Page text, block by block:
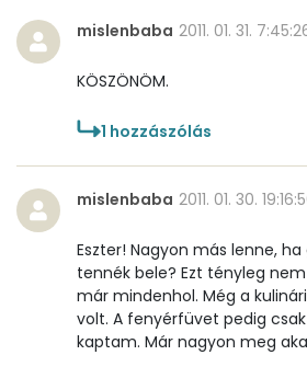
mislenbaba 2011. 01. 31.
KÖSZÖNÖM.
1 hozzászólás
mislenbaba 2011. 01. 30.
Eszter! Nagyon más lenne,
tennék bele? Ezt tényleg
már mindenhol. Még a
volt. A fenyérfüvet pedig
kaptam. Már nagyon meg